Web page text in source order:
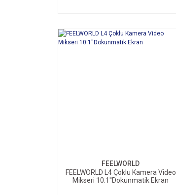
FEELWORLD
FEELWORLD L4 Çoklu Kamera Video
Mikseri 10.1''Dokunmatik Ekran